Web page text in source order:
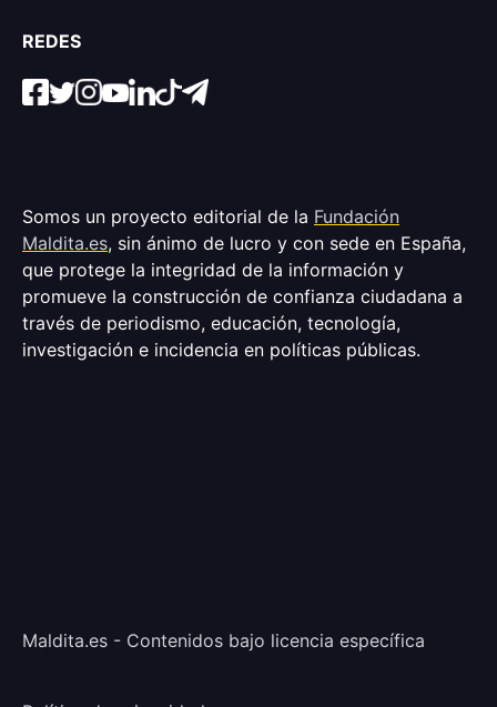
REDES
Somos un proyecto editorial de la Fundación
Maldita.es, sin ánimo de lucro y con sede en España,
que protege la integridad de la información y
promueve la construcción de confianza ciudadana a
través de periodismo, educación, tecnología,
investigación e incidencia en políticas públicas.
Maldita.es - Contenidos bajo licencia específica